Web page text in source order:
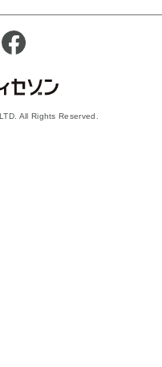
All Rights Reserved.